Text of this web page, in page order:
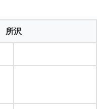
所沢